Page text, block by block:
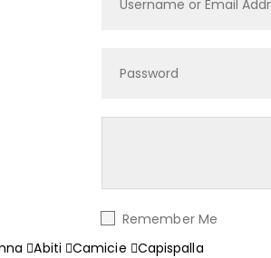
Remember Me
Abiti Camicie Capispalla